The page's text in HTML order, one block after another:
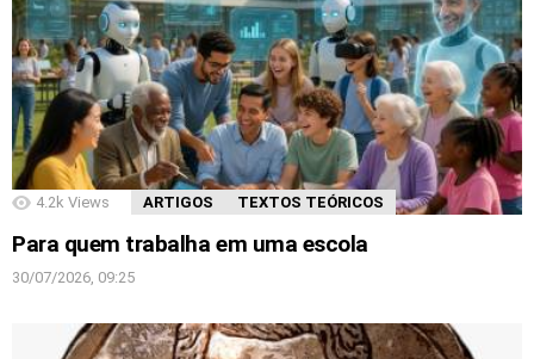
4.2k Views ARTIGOS TEXTOS TEÓRICOS
Para quem trabalha em uma escola
30/07/2026, 09:25